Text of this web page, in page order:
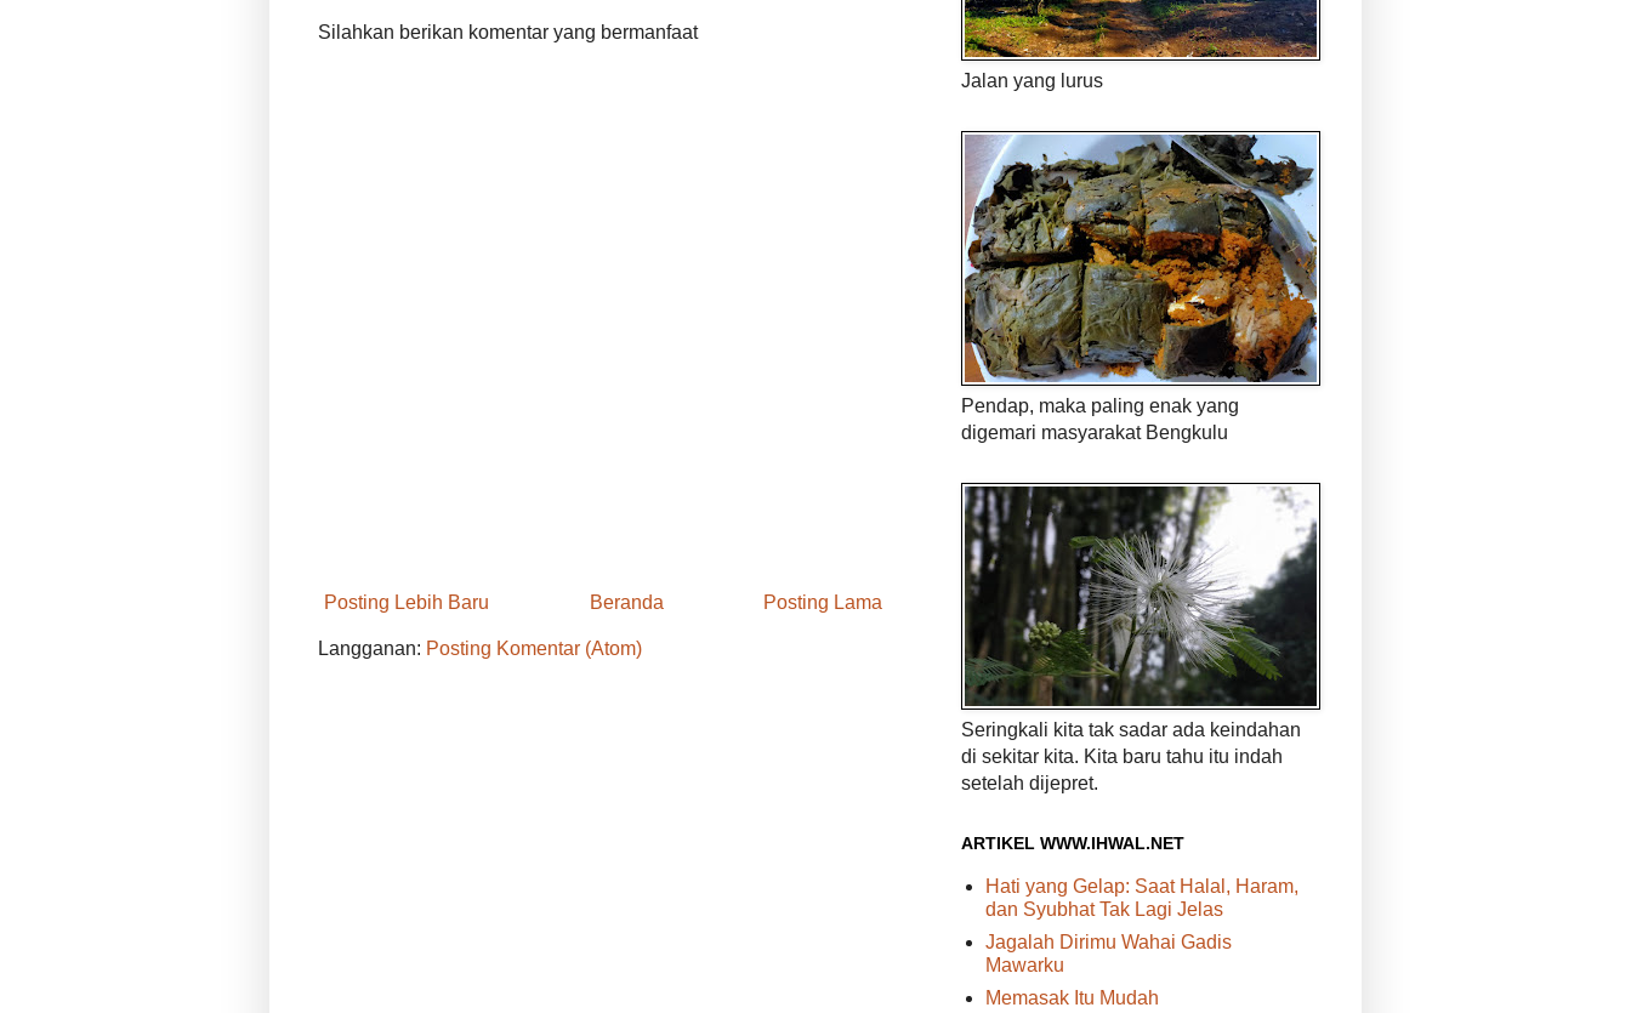
Silahkan berikan komentar yang bermanfaat
Posting Lebih Baru Posting Lama
Beranda
Langganan: Posting Komentar (Atom)
Jalan yang lurus
Pendap, maka paling enak yang
digemari masyarakat Bengkulu
Seringkali kita tak sadar ada keindahan
di sekitar kita. Kita baru tahu itu indah
setelah dijepret.
ARTIKEL WWW.IHWAL.NET
Hati yang Gelap: Saat Halal, Haram,
dan Syubhat Tak Lagi Jelas
Jagalah Dirimu Wahai Gadis
Mawarku
Memasak Itu Mudah